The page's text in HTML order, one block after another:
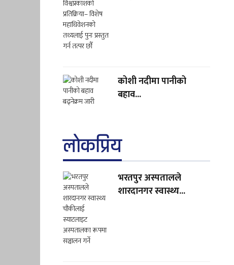
कोशी नदीमा पानीको
बहाव...
लाेकप्रिय
भरतपुर अस्पतालले
शारदानगर स्वास्थ्य...